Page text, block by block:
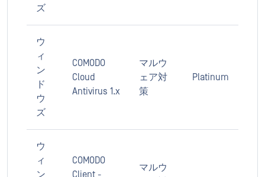
ズ
ウ
ィ
ン
ド
ウ
ズ
COMODO
Cloud
Antivirus 1.x
マルウ
ェア対
策
Platinum
ウ
ィ
ン
COMODO
Client -
マルウ